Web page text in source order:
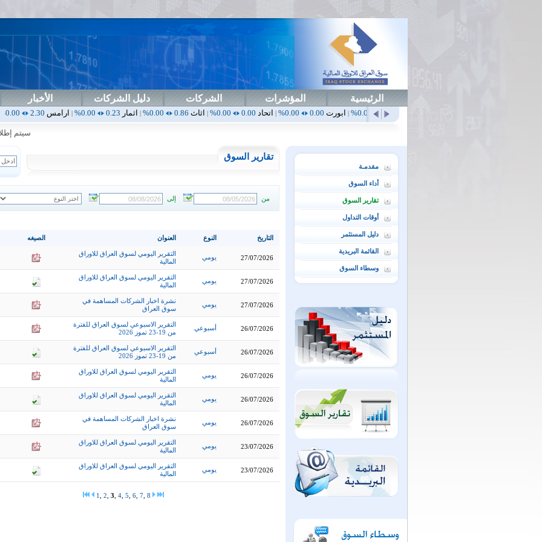
الرئيسية المؤشرات الشركات دليل الشركات الأخبار
ابورت 0.00%
|اتحاد0.00
0.00%
|اثاث0.86
0.00%
|اثمار0.23
0.00%
|ارامس2.30
0.00%
|اربيل
سيتم إطلاق
مقدمـة
أداء السوق
تقارير السوق
أوقات التداول
دليل المستثمر
القائمة البريدية
وسطاء السوق
تقارير السوق
من إلى
الصيغه العنوان النوع التاريخ
التقرير اليومي لسوق العراق للاوراق
المالية
يومي 27/07/2026
التقرير اليومي لسوق العراق للاوراق
المالية
يومي 27/07/2026
نشرة اخبار الشركات المساهمة في
سوق العراق
يومي 27/07/2026
التقرير الاسبوعي لسوق العراق للفترة
من 19-23 تموز 2026
أسبوعي 26/07/2026
التقرير الاسبوعي لسوق العراق للفترة
من 19-23 تموز 2026
أسبوعي 26/07/2026
التقرير اليومي لسوق العراق للاوراق
المالية
يومي 26/07/2026
التقرير اليومي لسوق العراق للاوراق
المالية
يومي 26/07/2026
نشرة اخبار الشركات المساهمة في
سوق العراق
يومي 26/07/2026
التقرير اليومي لسوق العراق للاوراق
المالية
يومي 23/07/2026
التقرير اليومي لسوق العراق للاوراق
المالية
يومي 23/07/2026
1 2 3 4 5 6 7 8